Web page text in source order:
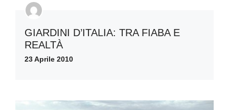
GIARDINI D’ITALIA: TRA FIABA E
REALTÀ
23 Aprile 2010